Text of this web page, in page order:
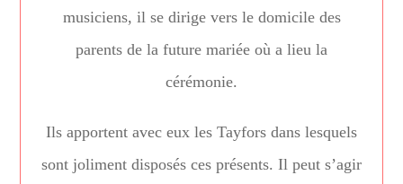
musiciens, il se dirige vers le domicile des
parents de la future mariée où a lieu la
cérémonie.
Ils apportent avec eux les Tayfors dans lesquels
sont joliment disposés ces présents. Il peut s’agir